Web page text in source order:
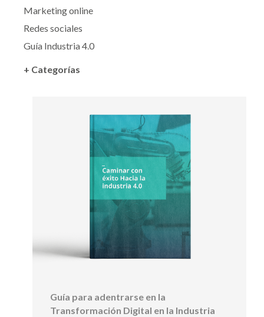
Marketing online
Redes sociales
Guía Industria 4.0
+ Categorías
Guía para adentrarse en la
Transformación Digital en la Industria